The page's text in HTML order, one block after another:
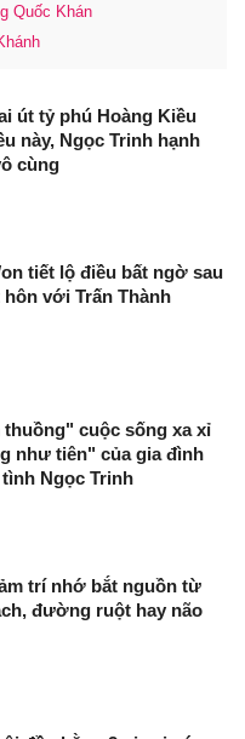
Quốc Khán
út tỷ phú Hoàng Kiều
này, Ngọc Trinh hạnh
cùng
tiết lộ điều bất ngờ sau
hôn với Trấn Thành
thuồng" cuộc sống xa xỉ
như tiên" của gia đình
Ngọc Trinh
trí nhớ bắt nguồn từ
đường ruột hay não